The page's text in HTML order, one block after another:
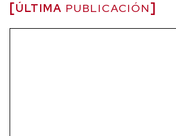
ÚLTIMA PUBLICACIÓN